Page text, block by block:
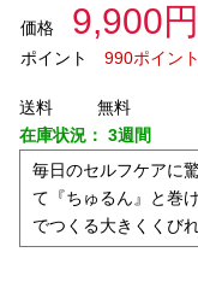
価格 9,900円
ポイント
990ポイン
送料
無料
在庫状況： 3週間
毎日のセルフケアに
て『ちゅるん』と巻
でつくる大きくくび